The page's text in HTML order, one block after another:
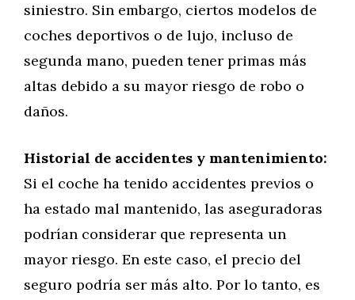
siniestro. Sin embargo, ciertos modelos de
coches deportivos o de lujo, incluso de
segunda mano, pueden tener primas más
altas debido a su mayor riesgo de robo o
daños.
Historial de accidentes y mantenimiento:
Si el coche ha tenido accidentes previos o
ha estado mal mantenido, las aseguradoras
podrían considerar que representa un
mayor riesgo. En este caso, el precio del
seguro podría ser más alto. Por lo tanto, es